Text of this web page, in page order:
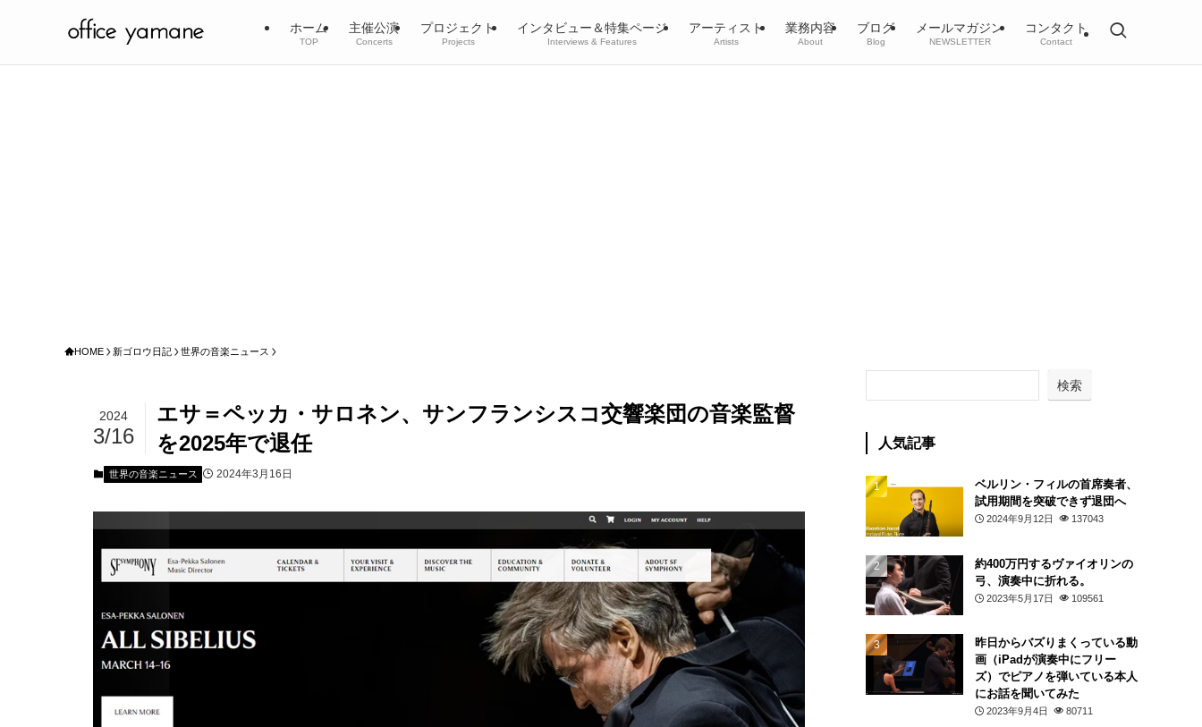
ホーム
TOP
主催公演
Concerts
プロジェクト
Projects
インタビュー＆特集ページ
Interviews & Features
アーティスト
Artists
業務内容
About
ブログ
Blog
メールマガジン
NEWSLETTER
コンタクト
Contact
HOME 新ゴロウ日記 世界の音楽ニュース
エサ＝ペッカ・サロネン、サンフランシスコ交響楽団の音楽監督
を2025年で退任
2024
3/16
世界の音楽ニュース 2024年3月16日
検索
人気記事
ベルリン・フィルの首席奏者、
試用期間を突破できず退団へ
2024年9月12日 137043
約400万円するヴァイオリンの
弓、演奏中に折れる。
2023年5月17日 109561
昨日からバズりまくっている動
画（iPadが演奏中にフリー
ズ）でピアノを弾いている本人
にお話を聞いてみた
2023年9月4日 80711